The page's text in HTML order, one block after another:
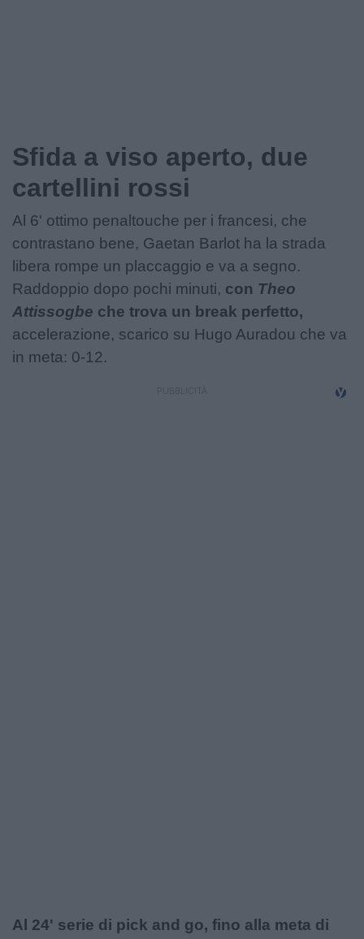
Sfida a viso aperto, due
cartellini rossi
Al 6' ottimo penaltouche per i francesi, che
contrastano bene, Gaetan Barlot ha la strada
libera rompe un placcaggio e va a segno.
Raddoppio dopo pochi minuti, con Theo
Attissogbe che trova un break perfetto,
accelerazione, scarico su Hugo Auradou che va
in meta: 0-12.
Al 24' serie di pick and go, fino alla meta di